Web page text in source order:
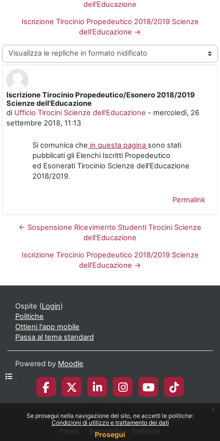
Se prosegui nella navigazione del sito, ne accetti le politiche:
Condizioni di utilizzo e trattamento dei dati
Prosegui
x
Apri indice del corso
dell'Educazione
Iscrizione Tirocinio Propedeutico 2018/2019 Scienze
dell'Educazione →
Modalità visualizzazione
Iscrizione Tirocinio Propedeutico/Esonero 2018/2019
Scienze dell'Educazione
di Ufficio Tirocini Scienze dell'Educazione - mercoledì, 26
settembre 2018, 11:13
Numero di risposte: 0
Si comunica che in questa pagina sono stati
pubblicati gli Elenchi Iscritti Propedeutico
ed Esonerati Tirocinio Scienze dell'Educazione
2018/2019.
Permalink
← Sospensione Ricevimento Studenti Tirocini Scienze
dell'Educazione
Iscrizione Tirocinio Propedeutico 2018/2019 Scienze
dell'Educazione →
Ospite (Login)
Politiche
Ottieni l'app mobile
Passa al tema standard
Powered by Moodle
© 2026 Università degli Studi di Milano-Bicocca
Accessibilità